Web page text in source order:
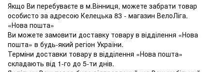
Якщо Ви перебуваєте в м.Вінниця, можете забрати товар
особисто за адресою Келецька 83 - магазин ВелоЛіга.
«Нова пошта»
Ви можете замовити доставку товару в відділення «Нова
пошта» в будь-який регіон України.
Терміни доставки товару в відділення «Нова пошта»
складають від 1-го до 5-ти днів.